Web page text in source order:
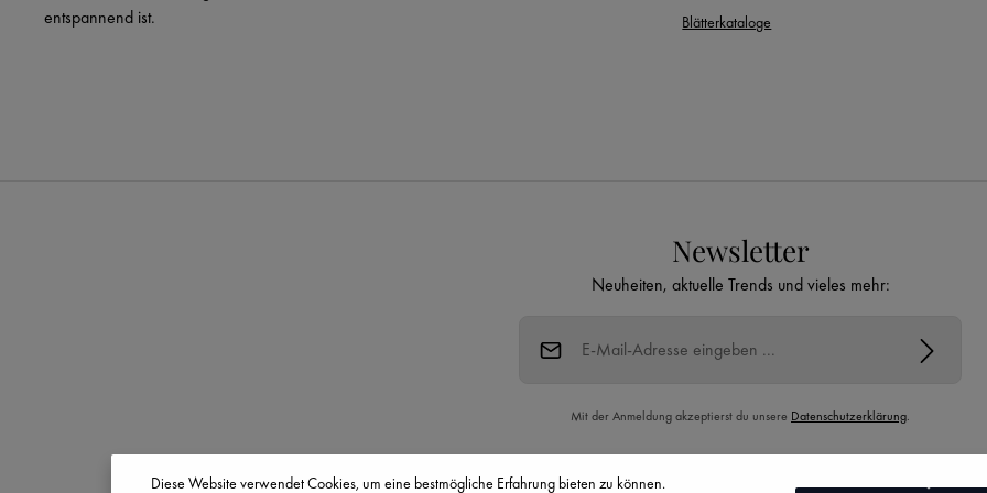
entspannend ist.
Blätterkataloge
Newsletter
Neuheiten, aktuelle Trends und vieles mehr:
Mit der Anmeldung akzeptierst du unsere Datenschutzerklärung.
Diese Seite ist durch reCAPTCHA geschützt und es gelten die
Diese Website verwendet Cookies, um eine bestmögliche Erfahrung bieten zu können.